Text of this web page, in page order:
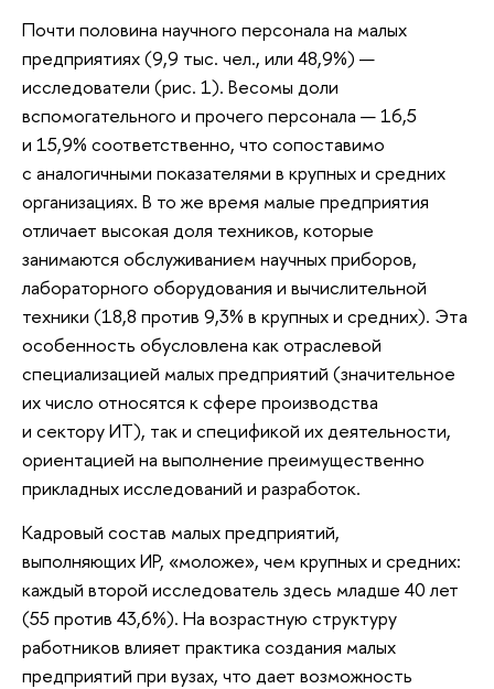
Почти половина научного персонала на малых
предприятиях (9,9 тыс. чел., или 48,9%) —
исследователи (рис. 1). Весомы доли
вспомогательного и прочего персонала — 16,5
и 15,9% соответственно, что сопоставимо
с аналогичными показателями в крупных и средних
организациях. В то же время малые предприятия
отличает высокая доля техников, которые
занимаются обслуживанием научных приборов,
лабораторного оборудования и вычислительной
техники (18,8 против 9,3% в крупных и средних). Эта
особенность обусловлена как отраслевой
специализацией малых предприятий (значительное
их число относятся к сфере производства
и сектору ИТ), так и спецификой их деятельности,
ориентацией на выполнение преимущественно
прикладных исследований и разработок.
Кадровый состав малых предприятий,
выполняющих ИР, «моложе», чем крупных и средних:
каждый второй исследователь здесь младше 40 лет
(55 против 43,6%). На возрастную структуру
работников влияет практика создания малых
предприятий при вузах, что дает возможность